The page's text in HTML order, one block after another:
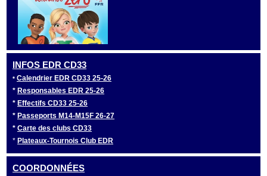
INFOS EDR CD33
* Calendrier EDR CD33 25-26
* Responsables EDR 25-26
* Effectifs CD33 25-26
* Passeports M14-M15F 26-27
* Carte des clubs CD33
* Plateaux-Tournois Club EDR
COORDONNÉES